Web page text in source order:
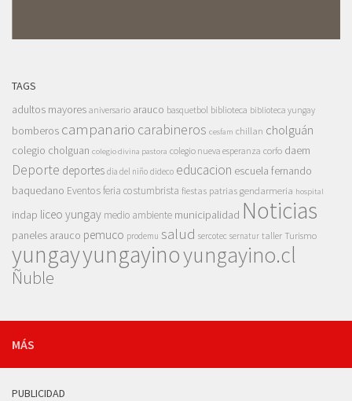
TAGS
adultos mayores aniversario arauco basquetbol biblioteca biblioteca yungay
bomberos campanario carabineros cesfam chillan cholguán
colegio cholguan colegio divina pastora colegio nueva esperanza corfo daem
Deporte deportes dia del niño dideco educacion escuela fernando
baquedano Eventosferia costumbrista fiestas patrias gendarmeria hospital
indap liceo yungay medio ambiente municipalidad Noticias
paneles arauco pemuco prodemu salud sercotec sernatur taller Turismo
yungayyungayinoyungayino.cl
Ñuble
MÁS
PUBLICIDAD